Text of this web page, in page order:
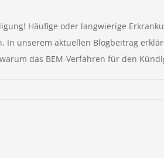
Häufige oder langwierige
unserem aktuellen Blogbeitrag
das BEM-Verfahren für den